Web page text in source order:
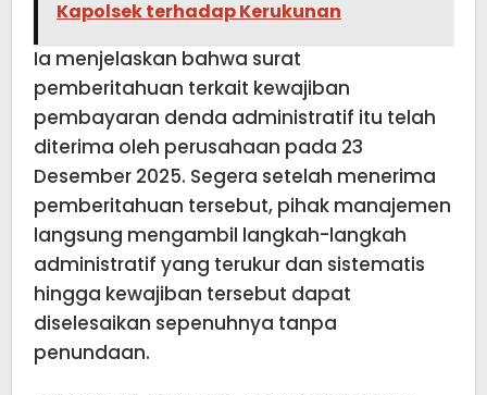
Kapolsek terhadap Kerukunan
Ia menjelaskan bahwa surat
pemberitahuan terkait kewajiban
pembayaran denda administratif itu telah
diterima oleh perusahaan pada 23
Desember 2025. Segera setelah menerima
pemberitahuan tersebut, pihak manajemen
langsung mengambil langkah-langkah
administratif yang terukur dan sistematis
hingga kewajiban tersebut dapat
diselesaikan sepenuhnya tanpa
penundaan.